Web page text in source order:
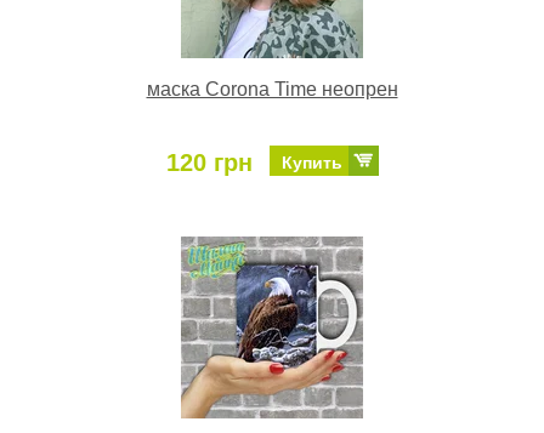
маска Corona Time неопрен
120 грн Купить